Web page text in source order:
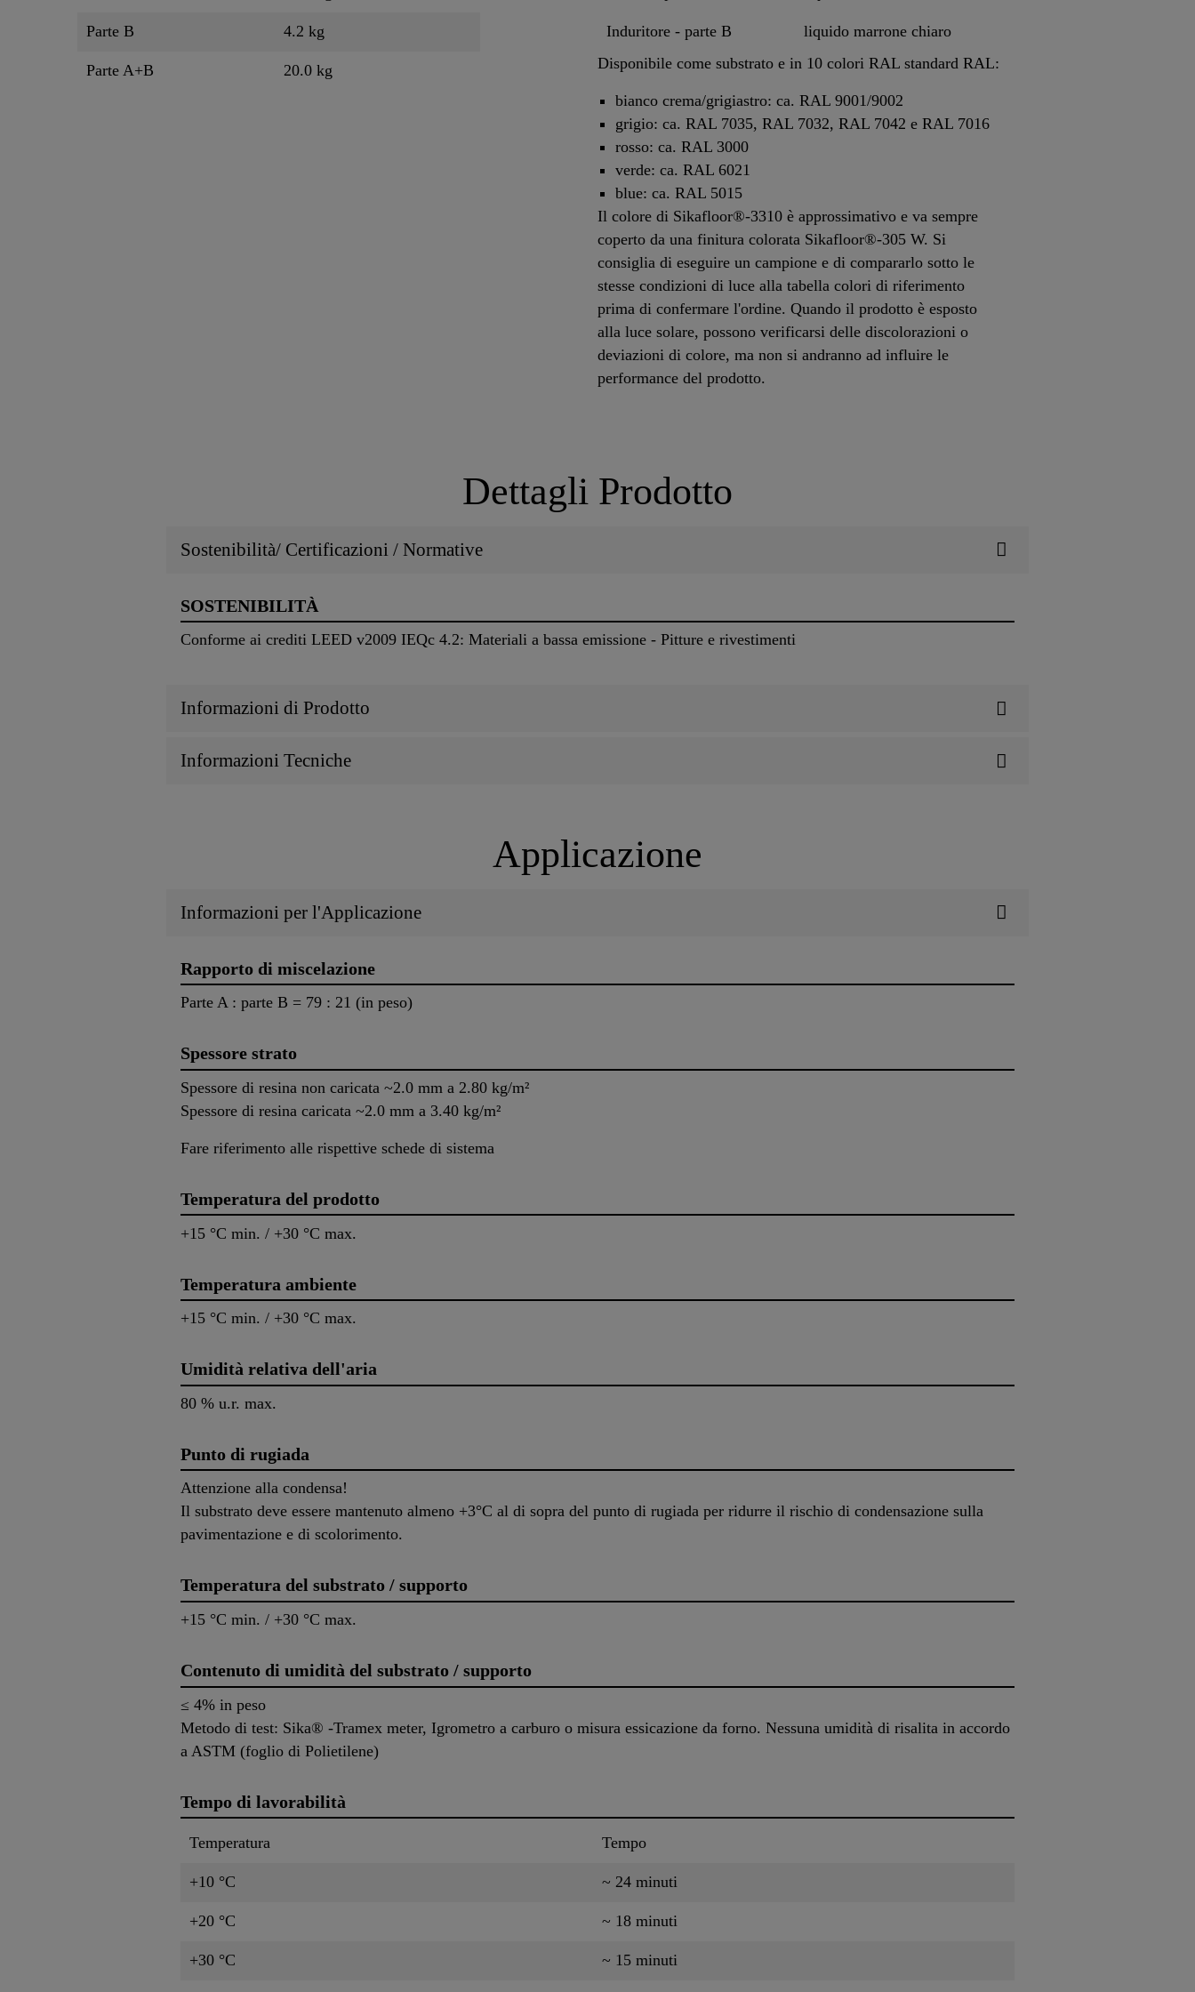
Parte B 4.2 kg
Parte A+B 20.0 kg
Induritore - parte B
liquido marrone chiaro
Disponibile come substrato e in 10 colori RAL standard RAL:
bianco crema/grigiastro: ca. RAL 9001/9002
grigio: ca. RAL 7035, RAL 7032, RAL 7042 e RAL 7016
rosso: ca. RAL 3000
verde: ca. RAL 6021
blue: ca. RAL 5015
Il colore di Sikafloor®-3310 è approssimativo e va sempre
coperto da una finitura colorata Sikafloor®-305 W. Si
consiglia di eseguire un campione e di compararlo sotto le
stesse condizioni di luce alla tabella colori di riferimento
prima di confermare l'ordine. Quando il prodotto è esposto
alla luce solare, possono verificarsi delle discolorazioni o
deviazioni di colore, ma non si andranno ad influire le
performance del prodotto.
Dettagli Prodotto
Sostenibilità/ Certificazioni / Normative
SOSTENIBILITÀ
Conforme ai crediti LEED v2009 IEQc 4.2: Materiali a bassa emissione - Pitture e rivestimenti
Informazioni di Prodotto
Informazioni Tecniche
Applicazione
Informazioni per l'Applicazione
Rapporto di miscelazione
Parte A : parte B = 79 : 21 (in peso)
Spessore strato
Spessore di resina non caricata ~2.0 mm a 2.80 kg/m²
Spessore di resina caricata ~2.0 mm a 3.40 kg/m²
Fare riferimento alle rispettive schede di sistema
Temperatura del prodotto
+15 °C min. / +30 °C max.
Temperatura ambiente
+15 °C min. / +30 °C max.
Umidità relativa dell'aria
80 % u.r. max.
Punto di rugiada
Attenzione alla condensa!
Il substrato deve essere mantenuto almeno +3°C al di sopra del punto di rugiada per ridurre il rischio di condensazione sulla
pavimentazione e di scolorimento.
Temperatura del substrato / supporto
+15 °C min. / +30 °C max.
Contenuto di umidità del substrato / supporto
≤ 4% in peso
Metodo di test: Sika® -Tramex meter, Igrometro a carburo o misura essicazione da forno. Nessuna umidità di risalita in accordo
a ASTM (foglio di Polietilene)
Tempo di lavorabilità
Temperatura Tempo
+10 °C ~ 24 minuti
+20 °C ~ 18 minuti
+30 °C ~ 15 minuti